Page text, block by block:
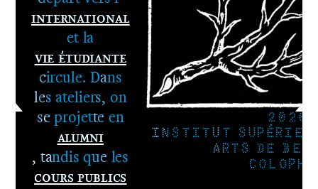
International
et la
Vie étudiante
circule. Dans
les ateliers, on
se projette en
Alumni
, tandis que les
Cours publics
2026
INSTITUT
ARTS DE